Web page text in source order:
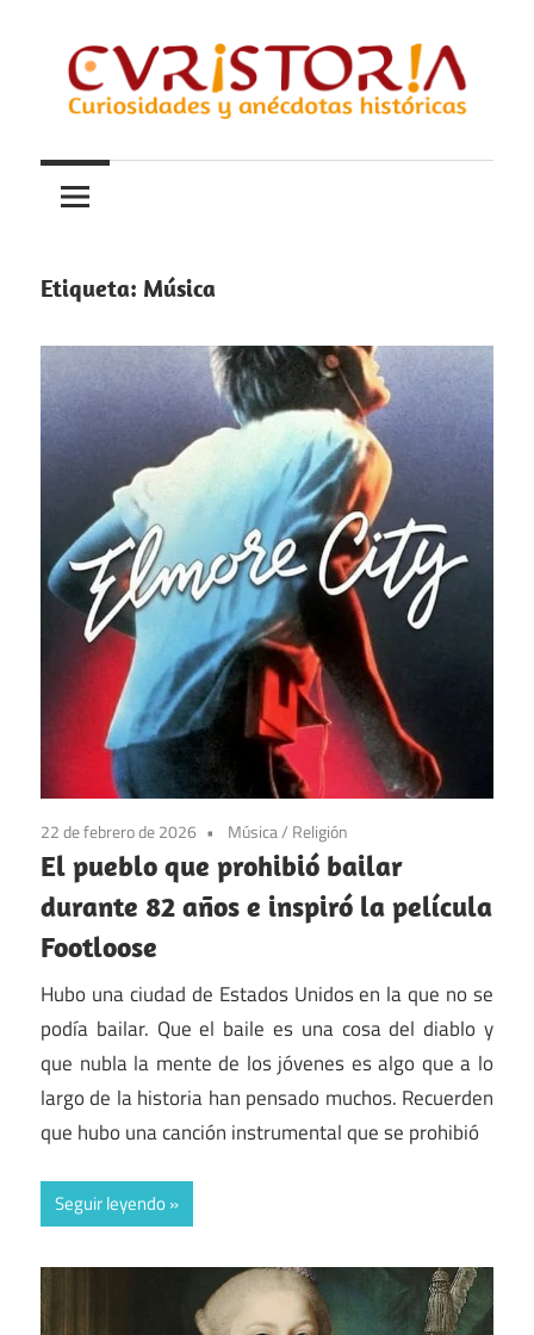
contenido
Curistoria
y
anécdotas
historia
Etiqueta: Música
22 de febrero de 2026 Música/ Religión
El pueblo que prohibió bailar
durante 82 años e inspiró la película
Footloose
Hubo una ciudad de Estados Unidos en la que no se
podía bailar. Que el baile es una cosa del diablo y
que nubla la mente de los jóvenes es algo que a lo
largo de la historia han pensado muchos. Recuerden
que hubo una canción instrumental que se prohibió
Seguir leyendo